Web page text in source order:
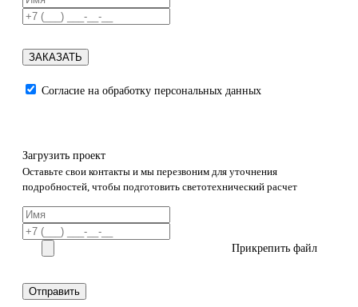
ЗАКАЗАТЬ
Согласие на обработку персональных данных
Загрузить проект
Оставьте свои контакты и мы перезвоним для уточнения
подробностей, чтобы подготовить светотехнический расчет
Прикрепить файл
Отправить